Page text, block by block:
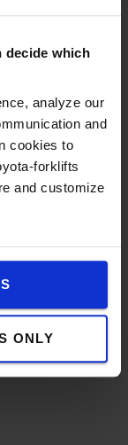
decide which
analyze our
and
cookies to
forklifts
and customize
ONLY